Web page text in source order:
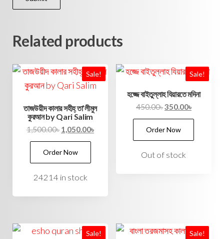
Related products
Sale!
তাজউয়ীদ কালার সহীহ্ তা’লীমুল
কুরআন by Qari Salim
1,500.00৳ 1,050.00৳
Order Now
24214 in stock
Sale!
হজ্জে বাইতুল্লাহ যিয়ারতে মদিনা
450.00৳350.00৳
Order Now
Out of stock
Sale! Sale!